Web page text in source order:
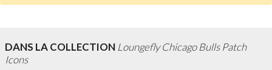
DANS LA COLLECTION Loungefly Chicago Bulls Patch
Icons